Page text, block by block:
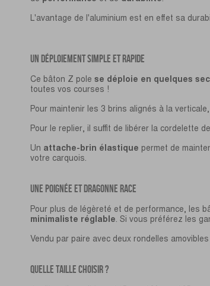
L'avantage de l'aluminium est en effet sa
UN DÉPLOIEMENT SIMPLE ET RAPIDE
Ce bâton Z pole se déploie en quelques
toutes vos courses !
Pour maintenir les 3 brins alignés à la
Pour le replier, il suffit de libérer la cordelette
Un attache-brin élastique permet de
votre carquois.
UNE POIGNÉE ET DRAGONNE RACE
Pour plus de légèreté et de performance, les
minimaliste réglable . Si vous préférez les
Vendu par paire avec deux rondelles
QUELLE TAILLE CHOISIR ?